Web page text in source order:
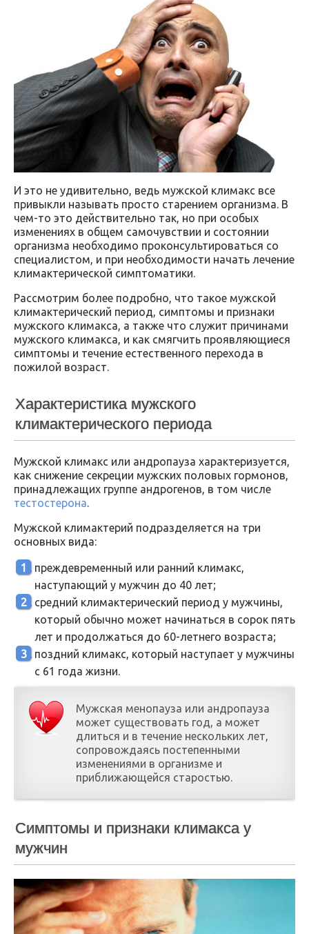
И это не удивительно, ведь мужской климакс все
привыкли называть просто старением организма. В
чем-то это действительно так, но при особых
изменениях в общем самочувствии и состоянии
организма необходимо проконсультироваться со
специалистом, и при необходимости начать лечение
климактерической симптоматики.
Рассмотрим более подробно, что такое мужской
климактерический период, симптомы и признаки
мужского климакса, а также что служит причинами
мужского климакса, и как смягчить проявляющиеся
симптомы и течение естественного перехода в
пожилой возраст.
Характеристика мужского
климактерического периода
Мужской климакс или андропауза характеризуется,
как снижение секреции мужских половых гормонов,
принадлежащих группе андрогенов, в том числе
тестостерона
Мужской климактерий подразделяется на три
основных вида:
преждевременный или ранний климакс,
наступающий у мужчин до 40 лет;
средний климактерический период у мужчины,
который обычно может начинаться в сорок пять
лет и продолжаться до 60-летнего возраста;
поздний климакс, который наступает у мужчины
с 61 года жизни.
Мужская менопауза или андропауза
может существовать год, а может
длиться и в течение нескольких лет,
сопровождаясь постепенными
изменениями в организме и
приближающейся старостью.
Симптомы и признаки климакса у
мужчин